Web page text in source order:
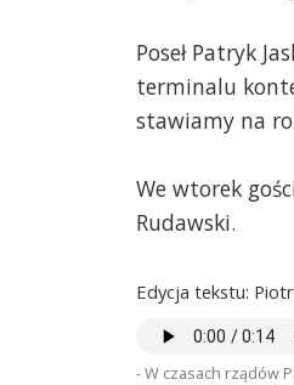
Poseł Patryk
terminalu
stawiamy na
We wtorek
Rudawski.
Edycja tekstu:
- W czasach rządów
" W
się